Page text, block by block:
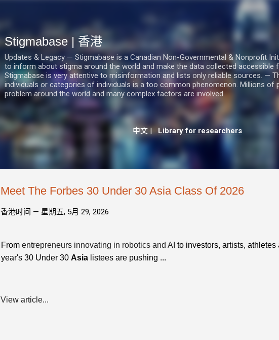
Stigmabase | 香港
Updates & Legacy — Stigmabase is a Canadian Non-Governmental & Nonprofit
to inform about stigma around the world and make the data collected accessible
Stigmabase is very attentive to misinformation and lists only reliable sources. —
individuals or categories of individuals is a too common phenomenon. Millions of
problem around the world and many complex factors are involved.
中文 | Library for researchers
Meet The Forbes 30 Under 30 Asia Class Of 2026
香港时间 — 星期五, 5月 29, 2026
From entrepreneurs innovating in robotics and AI to investors, artists,
year's 30 Under 30 Asia listees are pushing ...
View article...